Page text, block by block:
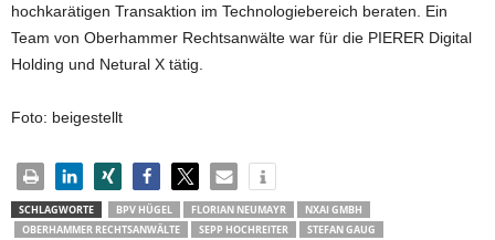
hochkarätigen Transaktion im Technologiebereich beraten. Ein
Team von Oberhammer Rechtsanwälte war für die PIERER Digital
Holding und Netural X tätig.
Foto: beigestellt
SCHLAGWORTE BPV HÜGEL FLORIAN NEUMAYR
NXAI GMBH
OBERHAMMER RECHTSANWÄLTE
SEPP HOCHREITER STEFAN GAUG